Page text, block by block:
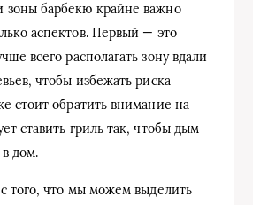
барбекю крайне важно
аспектов. Первый — это
всего располагать зону вдали
чтобы избежать риска
стоит обратить внимание на
ставить гриль так, чтобы дым
дом.
того, что мы можем выделить